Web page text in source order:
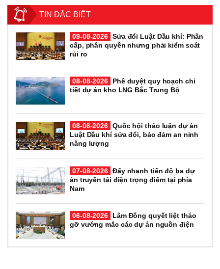
TIN ĐẶC BIỆT
09-08-2026 Sửa đổi Luật Dầu khí: Phân
cấp, phân quyền nhưng phải kiểm soát
rủi ro
08-08-2026
Phê duyệt quy hoạch chi
tiết dự án kho LNG Bắc Trung Bộ
08-08-2026 Quốc hội thảo luận dự án
Luật Dầu khí sửa đổi, bảo đảm an ninh
năng lượng
07-08-2026 Đẩy nhanh tiến độ ba dự
án truyền tải điện trọng điểm tại phía
Nam
06-08-2026
Lâm Đồng quyết liệt tháo
gỡ vướng mắc các dự án nguồn điện